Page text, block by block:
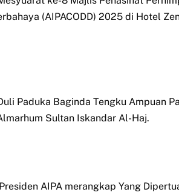
(AIPACODD) 2025 di Hotel
Paduka Baginda Tengku Ampuan
Sultan Iskandar Al-Haj.
AIPA merangkap Yang